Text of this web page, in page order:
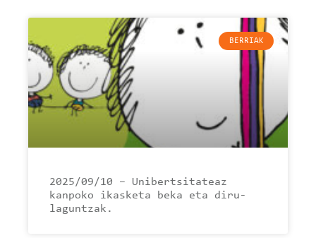
BERRIAK
2025/09/10 – Unibertsitateaz
kanpoko ikasketa beka eta diru-
laguntzak.